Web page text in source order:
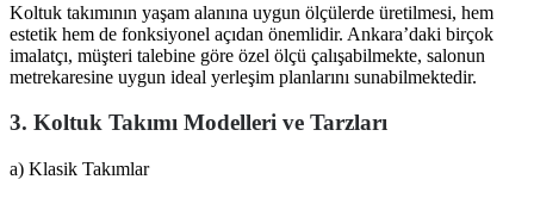
Koltuk takımının yaşam alanına uygun ölçülerde üretilmesi, hem
estetik hem de fonksiyonel açıdan önemlidir. Ankara’daki birçok
imalatçı, müşteri talebine göre özel ölçü çalışabilmekte, salonun
metrekaresine uygun ideal yerleşim planlarını sunabilmektedir.
3. Koltuk Takımı Modelleri ve Tarzları
a) Klasik Takımlar